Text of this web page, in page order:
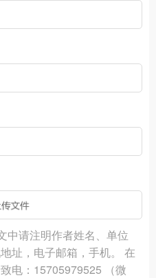
中请注明作者姓名、单位
址，电子邮箱，手机。 在
电：15705979525 （微